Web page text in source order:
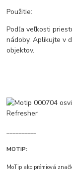
Použitie:
Podľa veľkosti
nádoby. Aplikujte v
objektov.
__________
MOTIP:
MoTip ako prémiová